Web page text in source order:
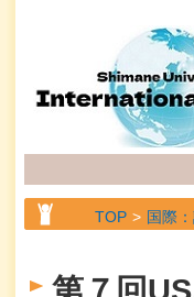
TOP 国際